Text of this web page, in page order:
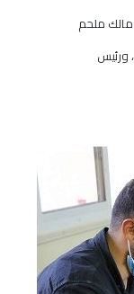
مالك ملحم
ورئيس